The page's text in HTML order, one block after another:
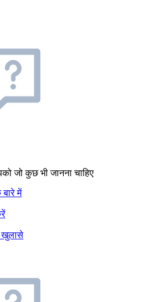
जो कुछ भी जानना चाहिए
में
खुलासे